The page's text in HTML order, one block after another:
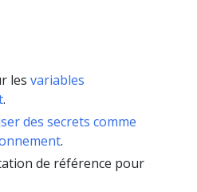
les variables
.
des secrets comme
.
de référence pour